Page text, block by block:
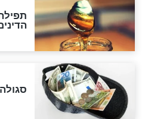
"מודה
לכל המאמרים